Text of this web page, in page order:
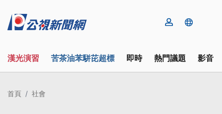
漢光演習 苦茶油苯駢芘超標 即時 熱門議題 影音
首頁 社會